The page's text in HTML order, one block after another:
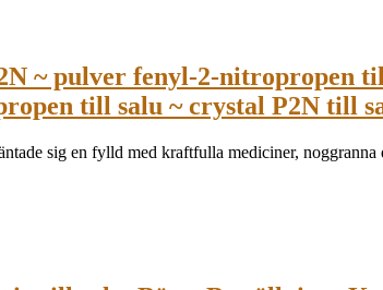
~ pulver fenyl-2-nitropropen
till salu ~ crystal P2N till
sig en fylld med kraftfulla mediciner, noggranna